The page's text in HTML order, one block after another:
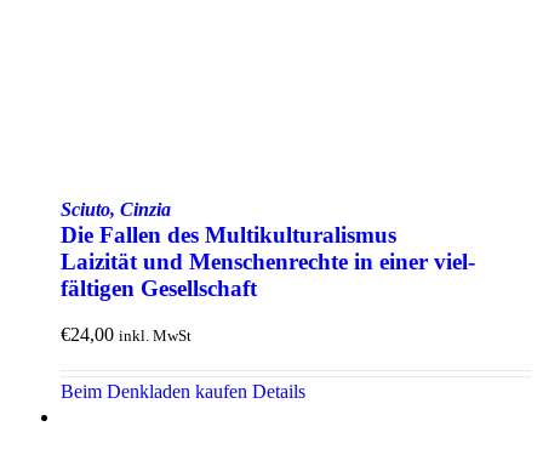
Sciuto, Cinzia
Die Fallen des Multi­kulturalismus
Laizität und Menschen­rechte in einer viel­
fältigen Gesellschaft
€24,00 inkl. MwSt
Beim Denkladen kaufen Details